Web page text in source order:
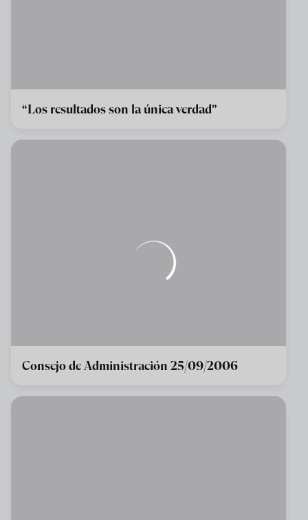
“Los resultados son la única verdad”
Consejo de Administración 25/09/2006